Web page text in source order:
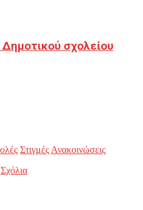
σχολείου
Στιγμές Ανακοινώσεις
Σχόλια